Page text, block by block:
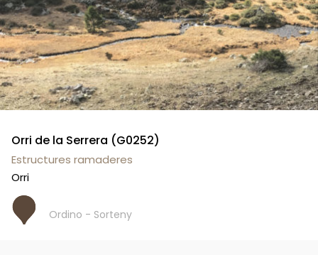
Orri de la Serrera (G0252)
Estructures ramaderes
Orri
Ordino - Sorteny